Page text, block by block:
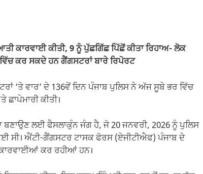
ਕਾਰਵਾਈ ਕੀਤੀ, 9 ਨੂੰ ਪੁੱਛਗਿੱਛ ਪਿੱਛੋਂ ਕੀਤਾ ਰਿਹਾਅ- ਲੋਕ
ਕਰ ਸਕਦੇ ਹਨ ਗੈਂਗਸਟਰਾਂ ਬਾਰੇ ਰਿਪੋਰਟ
‘ਤੇ ਵਾਰ’ ਦੇ 136ਵੇਂ ਦਿਨ ਪੰਜਾਬ ਪੁਲਿਸ ਨੇ ਅੱਜ ਸੂਬੇ ਭਰ ਵਿੱਚ
ਕੀਤੀ।
ਬਣਾਉਣ ਲਈ ਫੈਸਲਾਕੁੰਨ ਜੰਗ ਹੈ, ਜੋ 20 ਜਨਵਰੀ, 2026 ਨੂੰ ਪੁਲਿਸ
ਸੀ। ਐਂਟੀ-ਗੈਂਗਸਟਰ ਟਾਸਕ ਫੋਰਸ (ਏਜੀਟੀਐਫ) ਪੰਜਾਬ ਦੇ
ਕਾਰਵਾਈਆਂ ਕਰ ਰਹੀਆਂ ਹਨ।